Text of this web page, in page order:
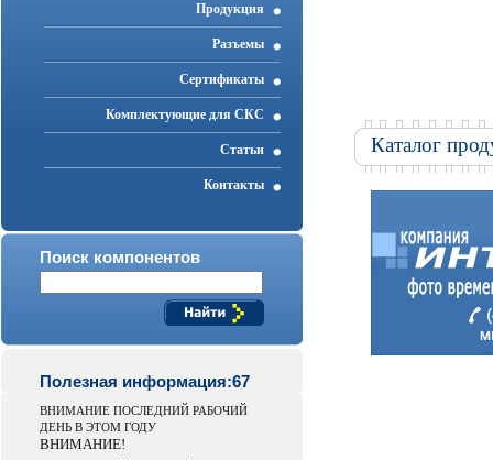
Продукция
Разъемы
Cертификаты
Комплектующие для СКС
Статьи
Контакты
Поиск компонентов
Полезная информация:67
ВНИМАНИЕ ПОСЛЕДНИЙ РАБОЧИЙ
ДЕНЬ В ЭТОМ ГОДУ
ВНИМАНИЕ!
Каталог